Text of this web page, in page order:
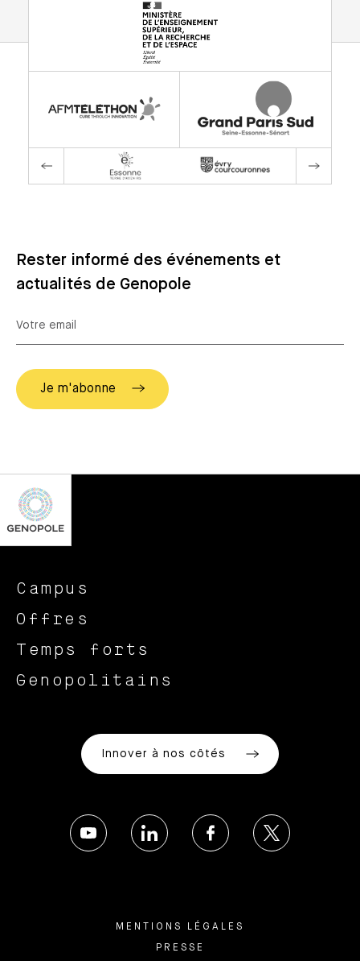
Rester informé des événements et
actualités de Genopole
Campus
Offres
Temps forts
Genopolitains
Innover à nos côtés
MENTIONS LÉGALES
PRESSE